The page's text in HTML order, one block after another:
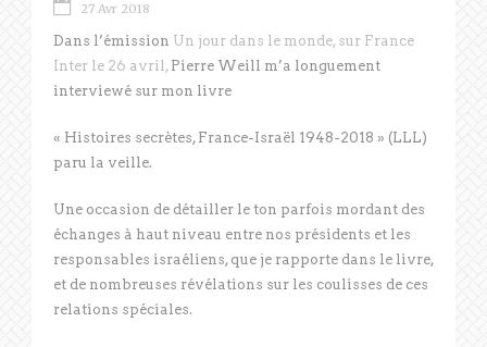
27 Avr 2018
Dans l’émission Un jour dans le monde, sur France
Inter le 26 avril, Pierre Weill m’a longuement
interviewé sur mon livre
« Histoires secrètes, France-Israël 1948-2018 » (LLL)
paru la veille.
Une occasion de détailler le ton parfois mordant des
échanges à haut niveau entre nos présidents et les
responsables israéliens, que je rapporte dans le livre,
et de nombreuses révélations sur les coulisses de ces
relations spéciales.